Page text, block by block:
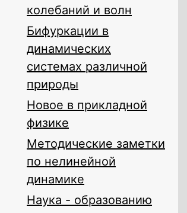
колебаний и волн
Бифуркации в
динамических
системах различной
природы
Новое в прикладной
физике
Методические заметки
по нелинейной
динамике
Наука - образованию